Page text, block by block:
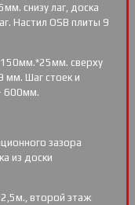
снизу лаг, доска
Настил OSB плиты 9
сверху
мм. Шаг стоек и
600мм.
зазора
из доски
второй этаж